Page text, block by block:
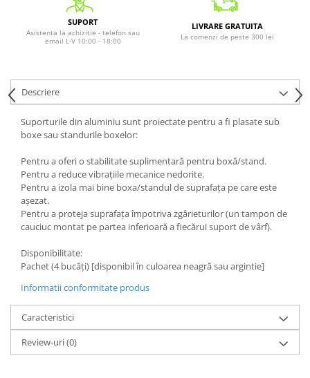
SUPORT
Asistenta la achizitie - telefon sau
email L-V 10:00 - 18:00
LIVRARE GRATUITA
La comenzi de peste 300 lei
Descriere
Suporturile din aluminiu sunt proiectate pentru a fi plasate sub
boxe sau standurile boxelor:
Pentru a oferi o stabilitate suplimentară pentru boxă/stand.
Pentru a reduce vibrațiile mecanice nedorite.
Pentru a izola mai bine boxa/standul de suprafața pe care este
așezat.
Pentru a proteja suprafața împotriva zgârieturilor (un tampon de
cauciuc montat pe partea inferioară a fiecărui suport de vârf).
Disponibilitate:
Pachet (4 bucăți) [disponibil în culoarea neagră sau argintie]
Informatii conformitate produs
Caracteristici
Review-uri(0)